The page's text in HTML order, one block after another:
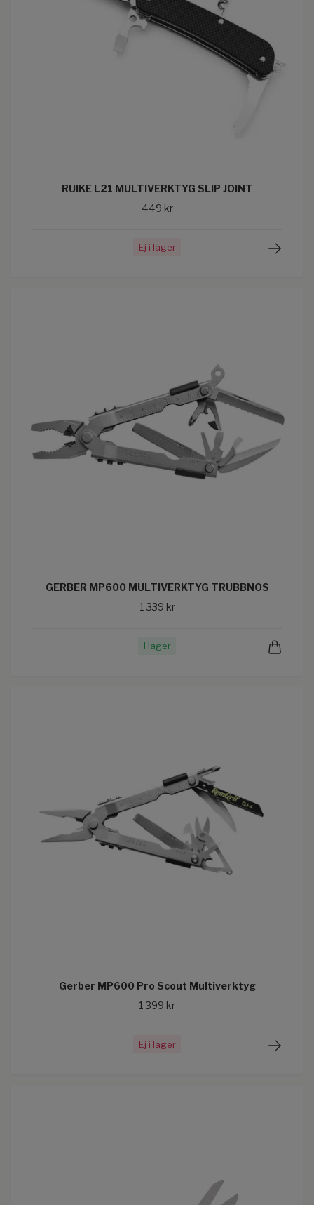
RUIKE L21 MULTIVERKTYG SLIP JOINT
449 kr
Ej i lager
GERBER MP600 MULTIVERKTYG TRUBBNOS
1 339 kr
I lager
Gerber MP600 Pro Scout Multiverktyg
1 399 kr
Ej i lager